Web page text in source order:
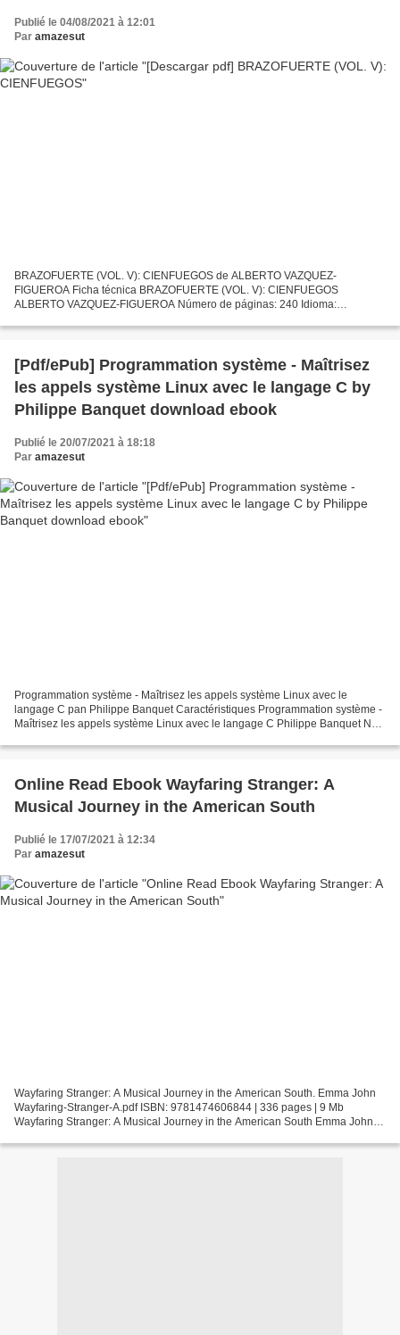
Publié le 04/08/2021 à 12:01
Par amazesut
BRAZOFUERTE (VOL. V): CIENFUEGOS de ALBERTO VAZQUEZ-
FIGUEROA Ficha técnica BRAZOFUERTE (VOL. V): CIENFUEGOS
ALBERTO VAZQUEZ-FIGUEROA Número de páginas: 240 Idioma:
Editorial: DEBOLSILLO Año...
[Pdf/ePub] Programmation système - Maîtrisez
les appels système Linux avec le langage C by
Philippe Banquet download ebook
Publié le 20/07/2021 à 18:18
Par amazesut
Programmation système - Maîtrisez les appels système Linux avec le
langage C pan Philippe Banquet Caractéristiques Programmation système -
Maîtrisez les appels système Linux avec le langage C Philippe Banquet Nb.
Online Read Ebook Wayfaring Stranger: A
Musical Journey in the American South
Publié le 17/07/2021 à 12:34
Par amazesut
Wayfaring Stranger: A Musical Journey in the American South. Emma John
Wayfaring-Stranger-A.pdf ISBN: 9781474606844 | 336 pages | 9 Mb
Wayfaring Stranger: A Musical Journey in the American South Emma John